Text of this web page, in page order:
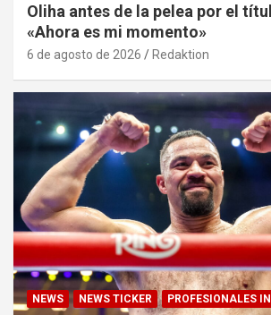
Oliha antes de la pelea por el
«Ahora es mi momento»
6 de agosto de 2026 Redaktion
NEWS NEWS TICKER PROFESIONALES